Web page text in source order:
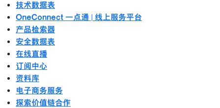
技术数据表
OneConnect 一点通 | 线上服务平台
产品检索器
安全数据表
在线直播
订阅中心
资料库
电子商务服务
探索价值链合作